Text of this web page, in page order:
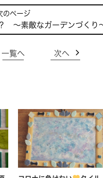
～素敵なガーデンづくり
一覧へ 次へ